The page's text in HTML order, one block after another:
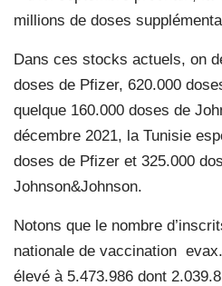
millions de doses
Dans ces stocks actuels, on
doses de Pfizer, 620.000
quelque 160.000 doses de
décembre 2021, la Tunisie
doses de Pfizer et 325.000
Johnson&Johnson.
Notons que le nombre
nationale de vaccination
élevé à 5.473.986 dont